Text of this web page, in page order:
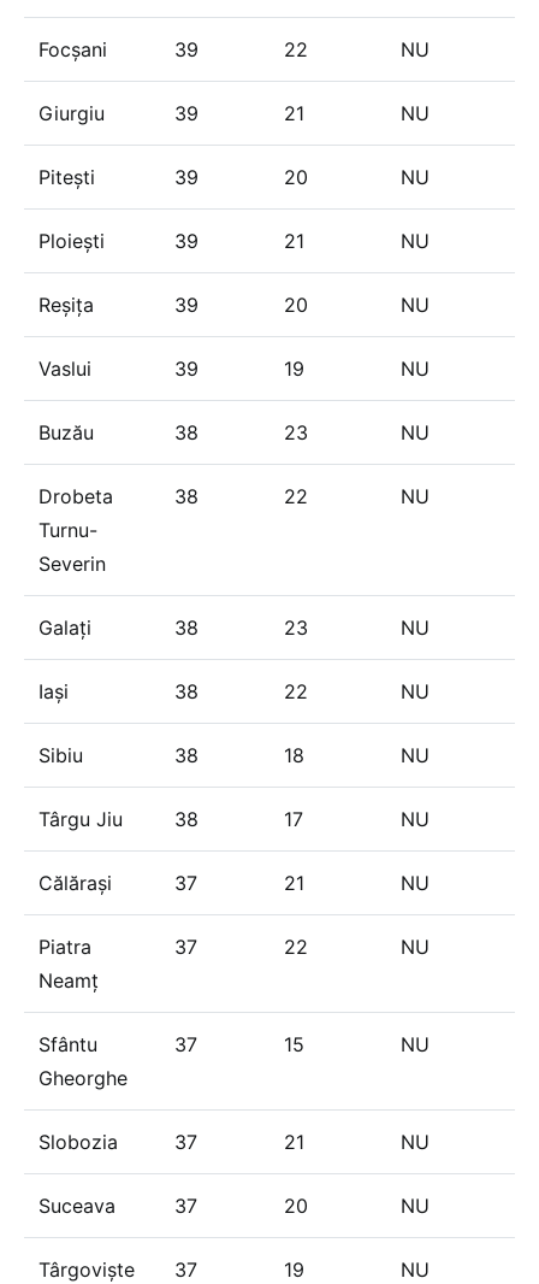
Focșani 39 22 NU
Giurgiu 39 21 NU
Pitești 39 20 NU
Ploiești 39 21 NU
Reșița 39 20 NU
Vaslui 39 19 NU
Buzău 38 23 NU
Drobeta
Turnu-
Severin
38 22 NU
Galați 38 23 NU
Iași 38 22 NU
Sibiu 38 18 NU
Târgu Jiu 38 17 NU
Călărași 37 21 NU
Piatra
Neamț
37 22 NU
Sfântu
Gheorghe
37 15 NU
Slobozia 37 21 NU
Suceava 37 20 NU
Târgoviște 37 19 NU